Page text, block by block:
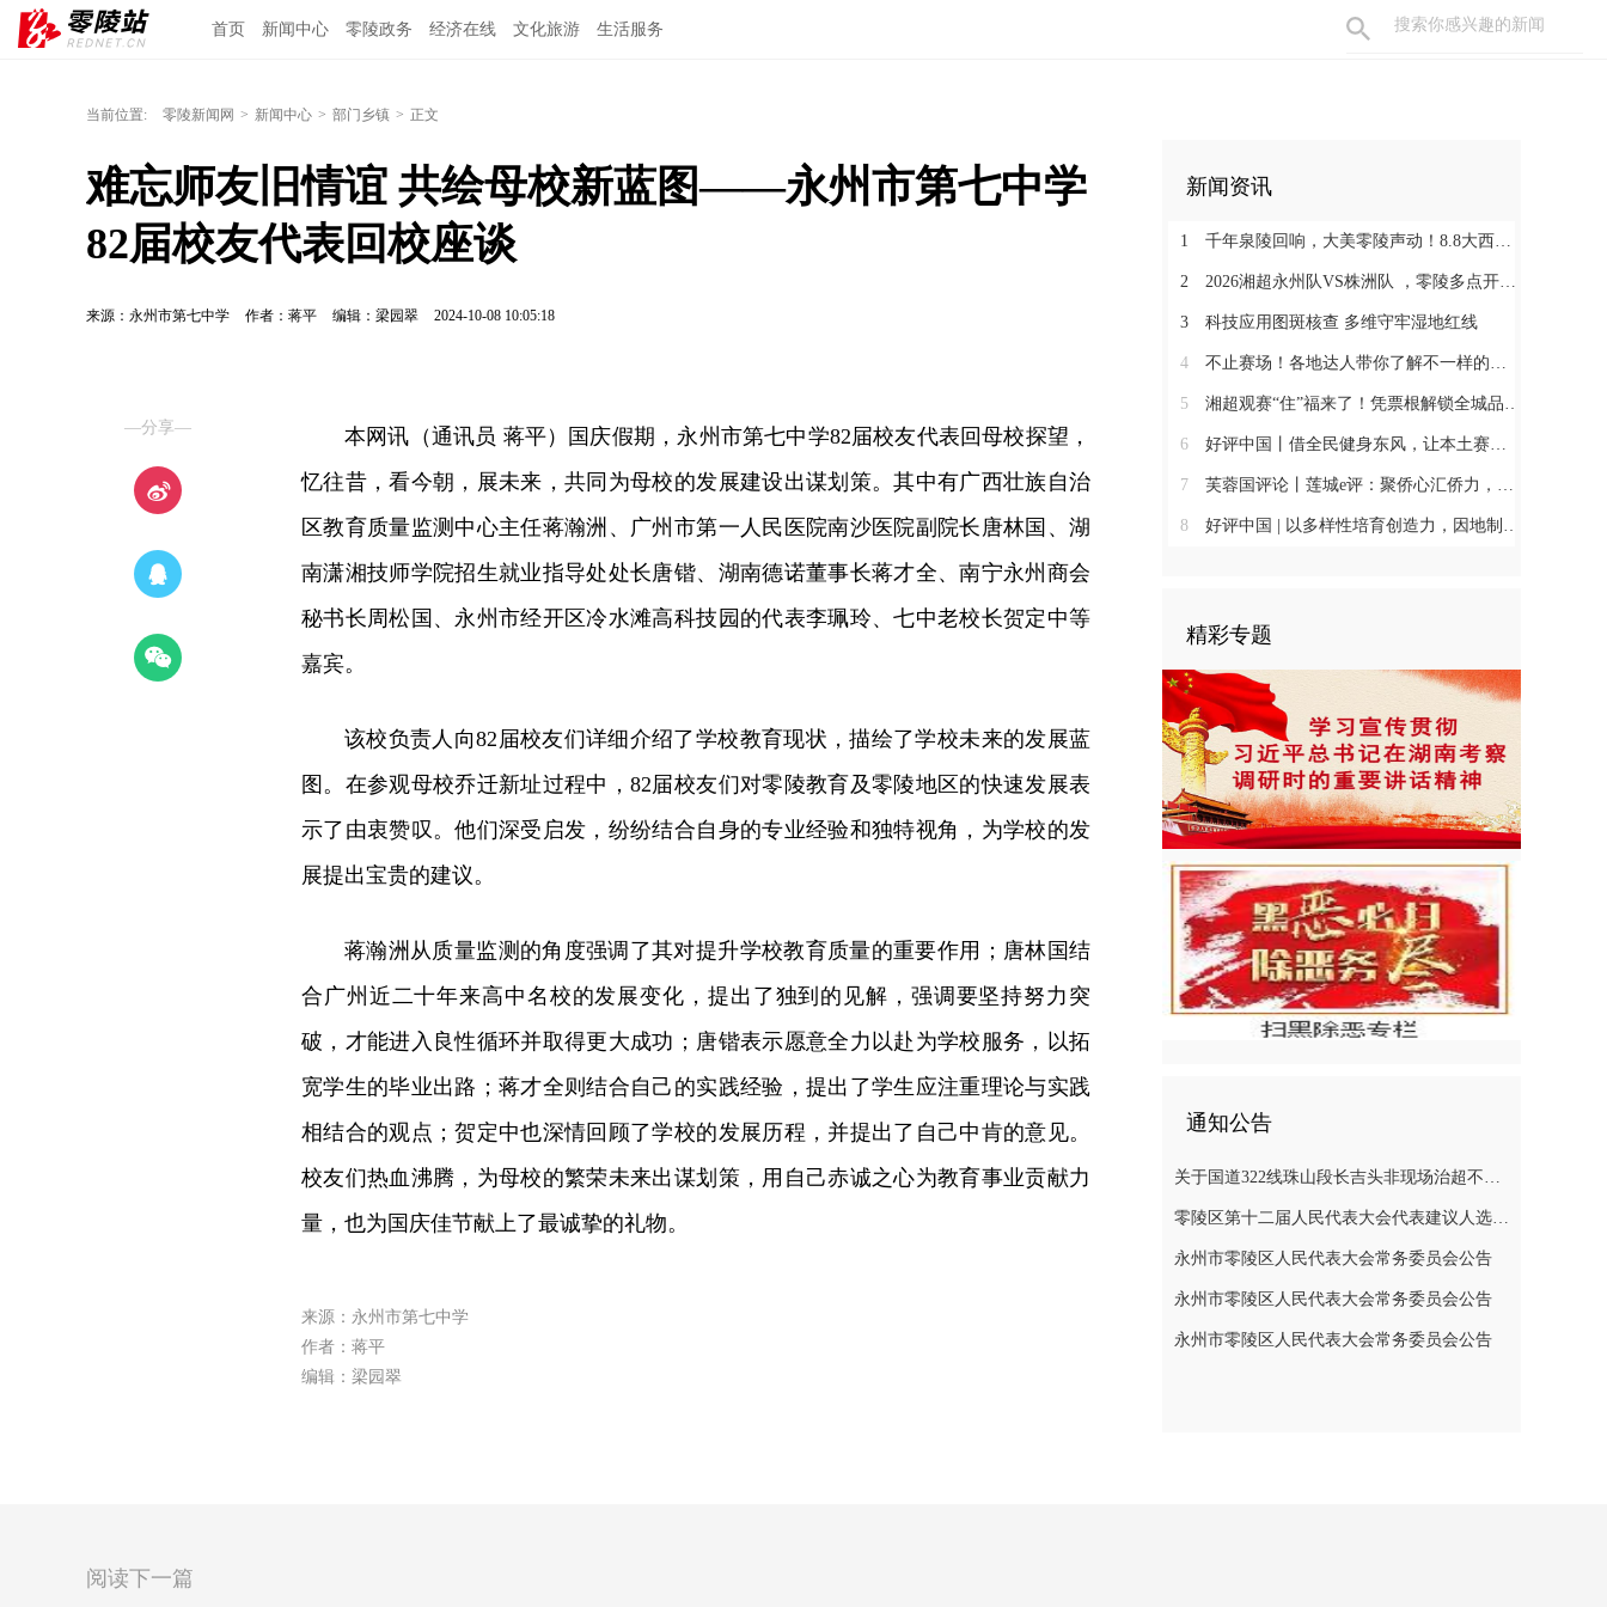
首页 新闻中心 零陵政务 经济在线 文化旅游 生活服务
当前位置: 零陵新闻网 > 新闻中心 > 部门乡镇 > 正文
难忘师友旧情谊 共绘母校新蓝图——永州市第七中学
82届校友代表回校座谈
来源：永州市第七中学 作者：蒋平 编辑：梁园翠 2024-10-08 10:05:18
—分享—
本网讯（通讯员 蒋平）国庆假期，永州市第七中学82届校友代表回母校探望，
忆往昔，看今朝，展未来，共同为母校的发展建设出谋划策。其中有广西壮族自治
区教育质量监测中心主任蒋瀚洲、广州市第一人民医院南沙医院副院长唐林国、湖
南潇湘技师学院招生就业指导处处长唐锴、湖南德诺董事长蒋才全、南宁永州商会
秘书长周松国、永州市经开区冷水滩高科技园的代表李珮玲、七中老校长贺定中等
嘉宾。
该校负责人向82届校友们详细介绍了学校教育现状，描绘了学校未来的发展蓝
图。 在参观母校乔迁新址过程中，82届校友们对零陵教育及零陵地区的快速发展表
示了由衷赞叹。他们深受启发，纷纷结合自身的专业经验和独特视角，为学校的发
展提出宝贵的建议。
蒋瀚洲从质量监测的角度强调了其对提升学校教育质量的重要作用；唐林国结
合广州近二十年来高中名校的发展变化，提出了独到的见解，强调要坚持努力突
破，才能进入良性循环并取得更大成功；唐锴表示愿意全力以赴为学校服务，以拓
宽学生的毕业出路；蒋才全则结合自己的实践经验，提出了学生应注重理论与实践
相结合的观点；贺定中也深情回顾了学校的发展历程，并提出了自己中肯的意见。
校友们热血沸腾，为母校的繁荣未来出谋划策，用自己赤诚之心为教育事业贡献力
量，也为国庆佳节献上了最诚挚的礼物。
来源：永州市第七中学
作者：蒋平
编辑：梁园翠
新闻资讯
1 千年泉陵回响，大美零陵声动！8.8大西门戏梦广场，一天穿越古今，共赴文旅盛宴
2 2026湘超永州队VS株洲队 ，零陵多点开设第二现场+赛事接驳车暖心上线
3 科技应用图斑核查 多维守牢湿地红线
4 不止赛场！各地达人带你了解不一样的永州
5 湘超观赛“住”福来了！凭票根解锁全城品质住宿低价！
6 好评中国丨借全民健身东风，让本土赛事撬动消费新增长
7 芙蓉国评论丨莲城e评：聚侨心汇侨力，山海万里皆家国
8 好评中国 | 以多样性培育创造力，因地制宜发展新质生产力
精彩专题
通知公告
关于国道322线珠山段长吉头非现场治超不停车检测系统维修半封闭道路施工的通告
零陵区第十二届人民代表大会代表建议人选公示公告
永州市零陵区人民代表大会常务委员会公告
永州市零陵区人民代表大会常务委员会公告
永州市零陵区人民代表大会常务委员会公告
阅读下一篇